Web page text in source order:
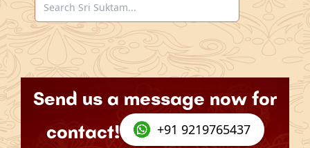
Send us a message now for
contact!
+91 9219765437